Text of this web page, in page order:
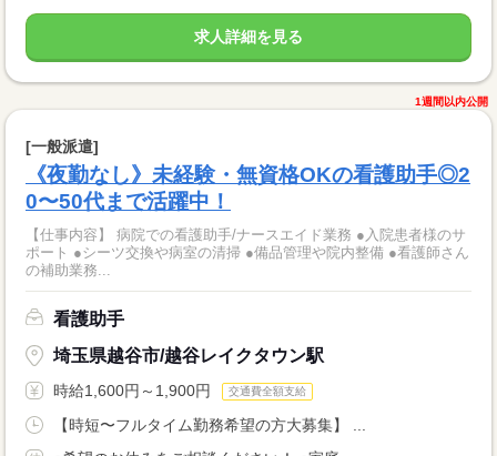
求人詳細を見る
1週間以内公開
[一般派遣]
《夜勤なし》未経験・無資格OKの看護助手◎2
0〜50代まで活躍中！
【仕事内容】 病院での看護助手/ナースエイド業務 ●入院患者様のサ
ポート ●シーツ交換や病室の清掃 ●備品管理や院内整備 ●看護師さん
の補助業務...
看護助手
埼玉県越谷市/越谷レイクタウン駅
時給1,600円～1,900円 交通費全額支給
【時短〜フルタイム勤務希望の方大募集】 ...